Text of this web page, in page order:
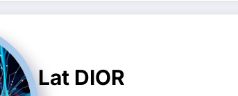
Lat DIOR